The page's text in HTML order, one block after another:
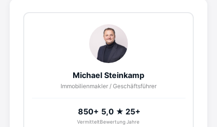
Michael Steinkamp
Immobilienmakler / Geschäftsführer
850+
Vermittelt
5,0 ★
Bewertung
25+
Jahre